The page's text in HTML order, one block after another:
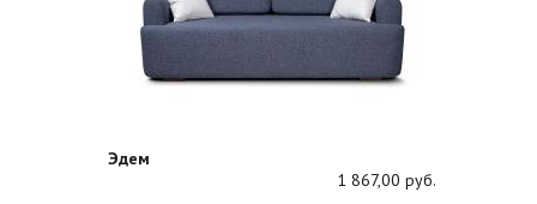
Эдем
1 867,00 руб.